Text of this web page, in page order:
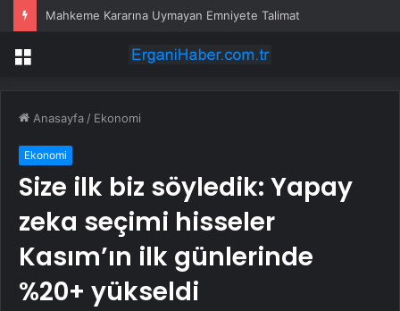
Mahkeme Kararına Uymayan Emniyete Talimat
Menü
Anasayfa / Ekonomi
Ekonomi
Size ilk biz söyledik: Yapay
zeka seçimi hisseler
Kasım’ın ilk günlerinde
%20+ yükseldi